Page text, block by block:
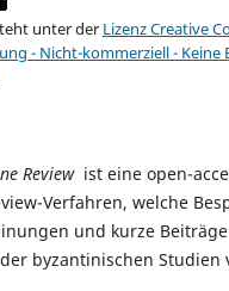
unter der Lizenz Creative
- Nicht-kommerziell - Keine
Reviewist eine open-
Verfahren, welche
und kurze
byzantinischen Studien